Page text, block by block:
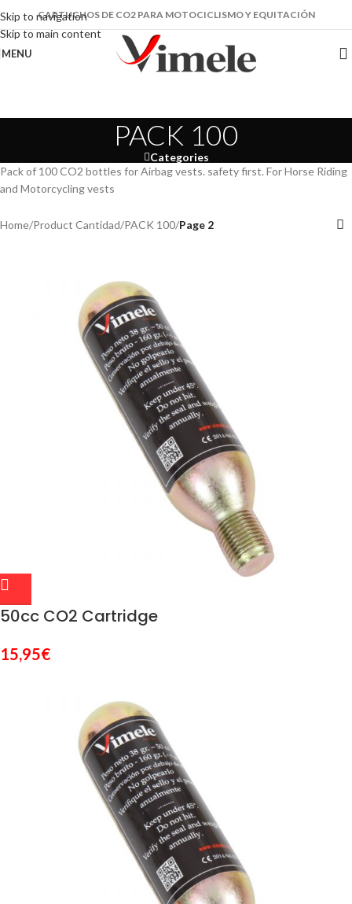
Skip to navigation
Skip to main content
CARTUCHOS DE CO2 PARA MOTOCICLISMO Y EQUITACIÓN
MENU
PACK 100
Categories
Pack of 100 CO2 bottles for Airbag vests. safety first. For Horse Riding
and Motorcycling vests
Home/Product Cantidad/PACK 100/Page 2
50cc CO2 Cartridge
15,95€